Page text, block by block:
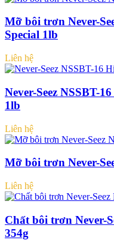
Mỡ bôi trơn Never-
Special 1lb
Liên hệ
Never-Seez NSSBT-
1lb
Liên hệ
Mỡ bôi trơn Never-
Liên hệ
Chất bôi trơn Never-
354g